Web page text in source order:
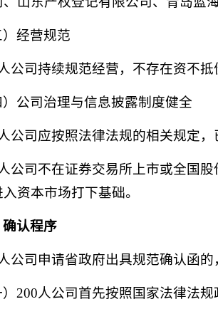
）经营规范
公司持续规范经营，不存在资不
）公司治理与信息披露制度健全
公司应按照法律法规的相关规定
公司不在证券交易所上市或全国
资本市场打下基础。
确认程序
公司申请省政府出具规范确认函
）200人公司首先按照国家法律法